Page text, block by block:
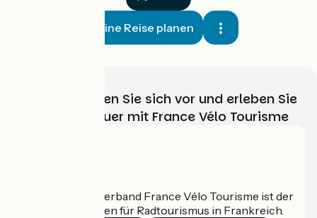
Meine Reise planen
Wählen, bereiten Sie sich vor und erleben Sie
Ihr Radabenteuer mit France Vélo Tourisme
Der nationale Verband France Vélo Tourisme ist der
offizielle Leitfaden für Radtourismus in Frankreich.